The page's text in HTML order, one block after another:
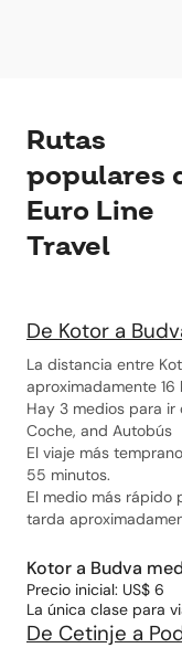
Rutas
populares
Euro Line
Travel
De Kotor a
La distancia entre
aproximadamente 16
Hay 3 medios para ir
Coche, and Autobús
El viaje más
55 minutos.
El medio más rápido
tarda
Kotor a Budva
Precio inicial: US$ 6
La única clase para
De Cetinje a